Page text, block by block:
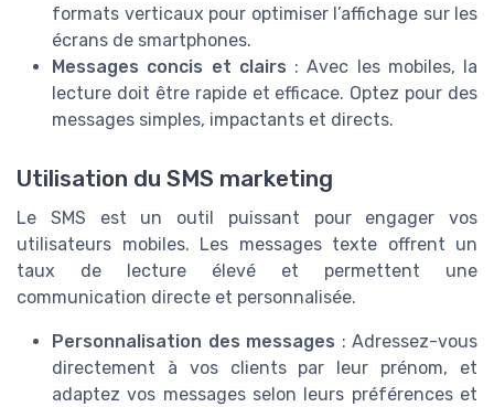
formats verticaux pour optimiser l’affichage sur les
écrans de smartphones.
Messages concis et clairs : Avec les mobiles, la
lecture doit être rapide et efficace. Optez pour des
messages simples, impactants et directs.
Utilisation du SMS marketing
Le SMS est un outil puissant pour engager vos
utilisateurs mobiles. Les messages texte offrent un
taux de lecture élevé et permettent une
communication directe et personnalisée.
Personnalisation des messages : Adressez-vous
directement à vos clients par leur prénom, et
adaptez vos messages selon leurs préférences et